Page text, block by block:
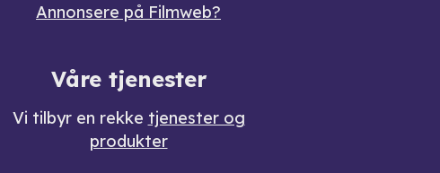
Annonsere på Filmweb?
Våre tjenester
Vi tilbyr en rekke tjenester og
produkter